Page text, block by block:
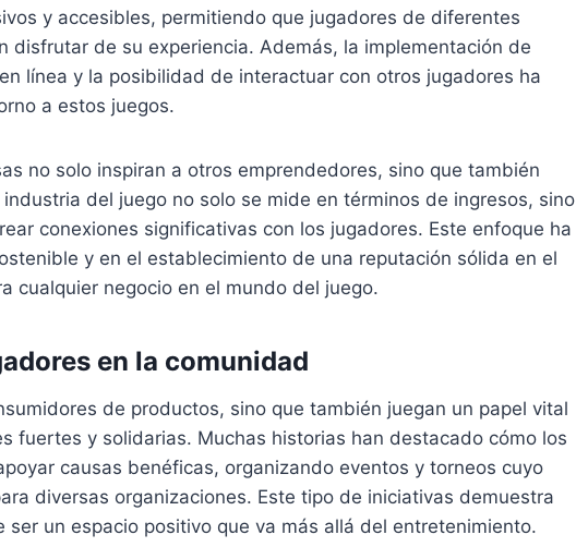
y accesibles, permitiendo que jugadores de diferentes
disfrutar de su experiencia. Además, la implementación de
línea y la posibilidad de interactuar con otros jugadores ha
a estos juegos.
no solo inspiran a otros emprendedores, sino que también
del juego no solo se mide en términos de ingresos, sino
conexiones significativas con los jugadores. Este enfoque ha
y en el establecimiento de una reputación sólida en el
cualquier negocio en el mundo del juego.
en la comunidad
de productos, sino que también juegan un papel vital
fuertes y solidarias. Muchas historias han destacado cómo los
causas benéficas, organizando eventos y torneos cuyo
diversas organizaciones. Este tipo de iniciativas demuestra
ser un espacio positivo que va más allá del entretenimiento.